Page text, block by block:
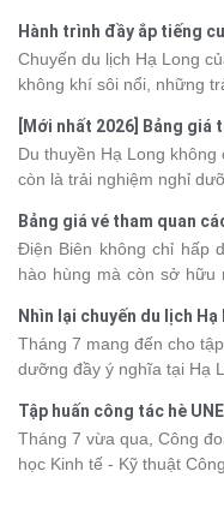
Hành trình đầy ắp tiếng
Chuyến du lịch Hạ Long
không khí sôi nổi, những
phút giây đồng hành bên
tràn đầy cảm xúc và dấu
[Mới nhất 2026] Bảng
Du thuyền Hạ Long
còn là trải nghiệm nghỉ
khác nhau, khiến nhiều du
dưới đây sẽ cập nhật
2026 từ 3 - 6 sao, giúp
trình phù hợp với nhu cầu
Bảng giá vé tham quan
2026
Điện Biên không chỉ hấp
hào hùng mà còn sở hữu
phá vùng đất này, việc
động hơn trong lịch trình
khảo bảng giá vé tham
năm 2026 ngay dưới đây.
Nhìn lại chuyến du lịch
Hưng 2026
Tháng 7 mang đến cho
dưỡng đầy ý nghĩa tại Hạ
kết, sẻ chia và lưu giữ
nhìn lại chuyến đi ngập
quên.
Tập huấn công tác hè
Đồ Sơn
Tháng 7 vừa qua, Công
học Kinh tế - Kỹ thuật